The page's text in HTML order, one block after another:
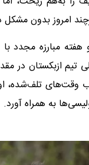
امروز بدون
مبارزه مجدد
به همراه آورد.